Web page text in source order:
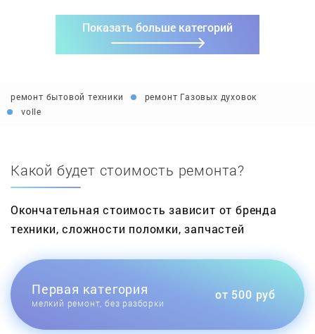
Показать больше категорий
ремонт бытовой техники
ремонт Газовых духовок
volle
Какой будет стоимость ремонта?
Окончательная стоимость зависит от бренда
техники, сложности поломки, запчастей
Первая категория
мелкий ремонт, без разборки
от 500 руб